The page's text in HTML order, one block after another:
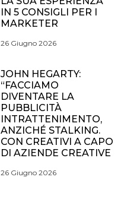
IN 5 CONSIGLI PER I
MARKETER
26 Giugno 2026
JOHN HEGARTY:
“FACCIAMO
DIVENTARE LA
PUBBLICITÀ
INTRATTENIMENTO,
ANZICHÉ STALKING.
CON CREATIVI A CAPO
DI AZIENDE CREATIVE
26 Giugno 2026